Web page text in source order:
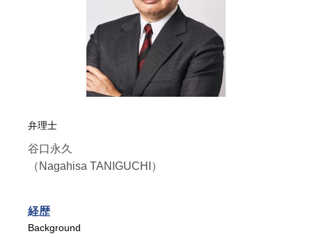
弁理士
谷口永久
（Nagahisa TANIGUCHI）
経歴
Background